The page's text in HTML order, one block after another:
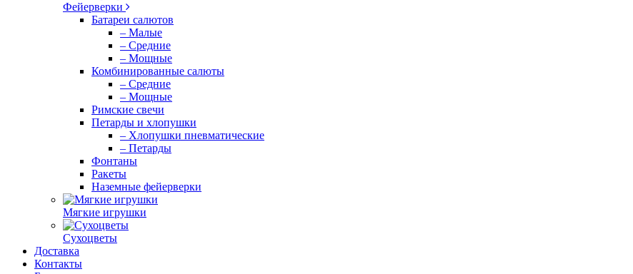
Фейерверки
Батареи салютов
– Малые
– Средние
– Мощные
Комбинированные салюты
– Средние
– Мощные
Римские свечи
Петарды и хлопушки
– Хлопушки пневматические
– Петарды
Фонтаны
Ракеты
Наземные фейерверки
Мягкие игрушки
Сухоцветы
Доставка
Контакты